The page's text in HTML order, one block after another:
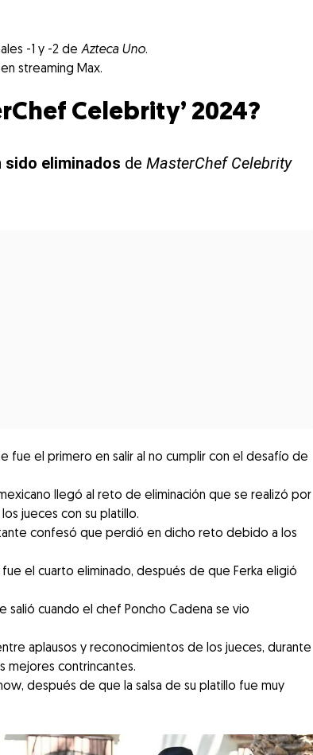
-1 y -2 de Azteca Uno.
streaming Max.
Celebrity’ 2024?
sido eliminados de MasterChef Celebrity
fue el primero en salir al no cumplir con el desafío de
llegó al reto de eliminación que se realizó por
jueces con su platillo.
confesó que perdió en dicho reto debido a los
fue el cuarto eliminado, después de que Ferka eligió
salió cuando el chef Poncho Cadena se vio
aplausos y reconocimientos de los jueces, durante
mejores contrincantes.
después de que la salsa de su platillo fue muy